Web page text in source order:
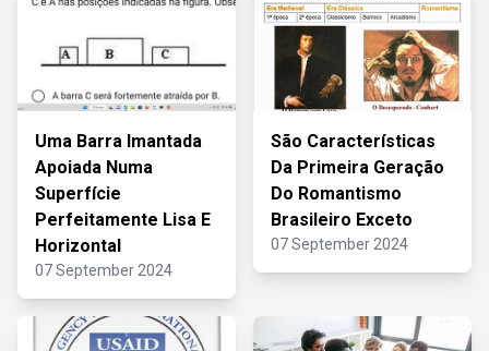
Uma Barra Imantada
Apoiada Numa
Superfície
Perfeitamente Lisa E
Horizontal
07 September 2024
São Características
Da Primeira Geração
Do Romantismo
Brasileiro Exceto
07 September 2024